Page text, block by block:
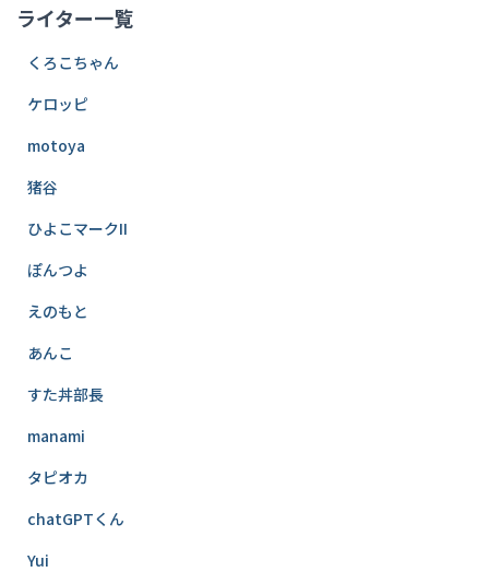
ライター一覧
くろこちゃん
ケロッピ
motoya
猪谷
ひよこマークII
ぽんつよ
えのもと
あんこ
すた丼部長
manami
タピオカ
chatGPTくん
Yui